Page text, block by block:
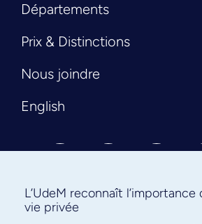
Départements
Prix & Distinctions
Nous joindre
English
L’UdeM reconnaît
vie privée